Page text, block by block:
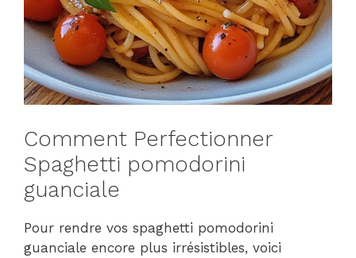
Comment Perfectionner
Spaghetti pomodorini
guanciale
Pour rendre vos spaghetti pomodorini
guanciale encore plus irrésistibles, voici